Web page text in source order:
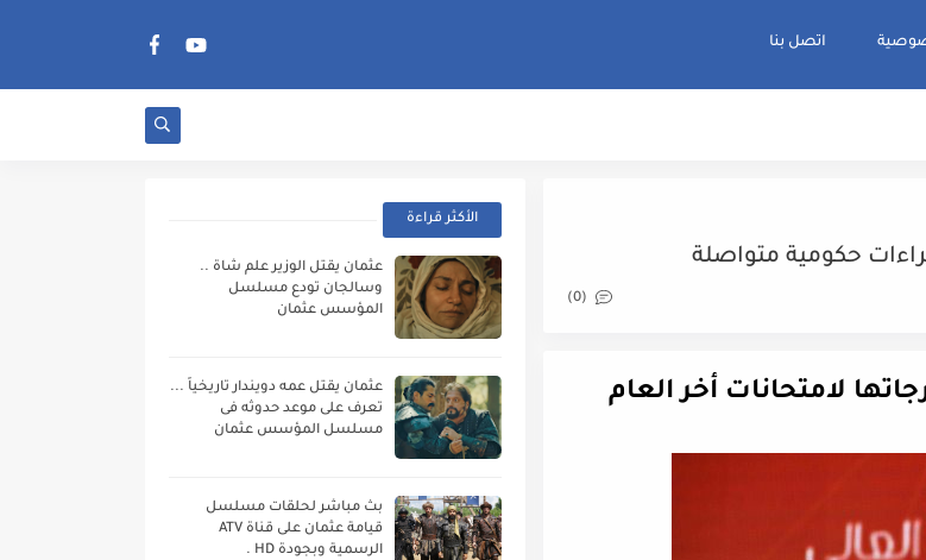
اتصل بنا
حكومية متواصلة
(0)
لامتحانات أخر العام
الأكثر قراءة
عثمان يقتل الوزير علم شاة ..
وسالجان تودع مسلسل
المؤسس عثمان
عثمان يقتل عمه دويندار تاريخياً ...
تعرف على موعد حدوثه فى
مسلسل المؤسس عثمان
بث مباشر لحلقات مسلسل
قيامة عثمان على قناة ATV
الرسمية وبجودة HD .